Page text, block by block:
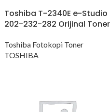
Toshiba T-2340E e-Studio
202-232-282 Orijinal Toner
Toshiba Fotokopi Toner
TOSHIBA